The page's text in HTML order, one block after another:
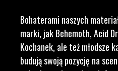
Bohaterami naszych
marki, jak Behemoth, Acid
Kochanek, ale też młodsze
budują swoją pozycję na